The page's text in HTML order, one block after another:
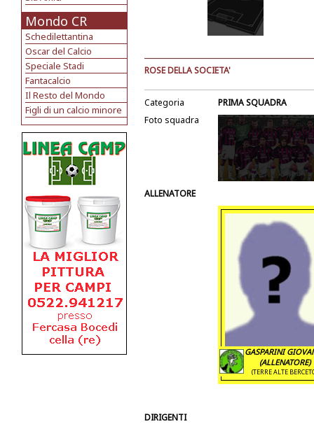
Mondo CR
Schedilettantina
Oscar del Calcio
Speciale Stadi
Fantacalcio
Il Resto del Mondo
Figli di un calcio minore
ROSE DELLA SOCIETA'
Categoria
PRIMA SQUADRA
Foto squadra
ALLENATORE
GASPARINI
(ALLENATORE)
(TERRE ALTE
DIRIGENTI